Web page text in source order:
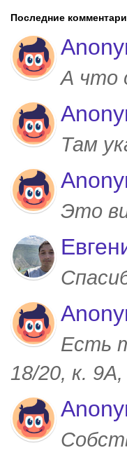
Последние
А что
Там
Это
Есть
18/20, к.